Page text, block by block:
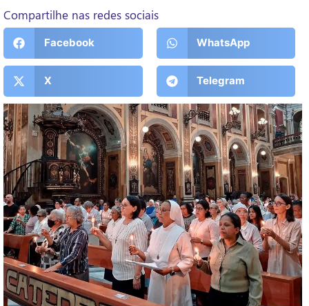
Compartilhe nas redes sociais
Facebook WhatsApp
X Telegram